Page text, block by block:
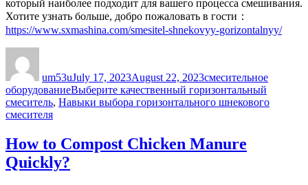
который наиболее подходит для вашего процесса смешивания.
Хотите узнать больше, добро пожаловать в гости：
https://www.sxmashina.com/smesitel-shnekovyy-gorizontalnyy/
um53uJuly 17, 2023August 22, 2023смесительное
оборудованиеTags
Выберите качественный горизонтальный
смеситель, Навыки выбора горизонтального шнекового
смесителя
How to Compost Chicken Manure
Quickly?